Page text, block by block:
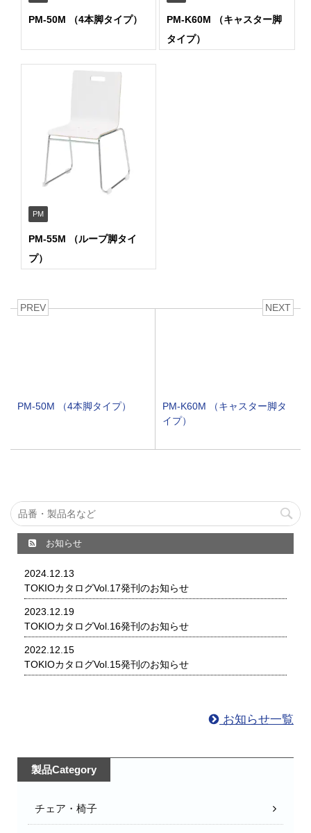
PM-50M （4本脚タイプ）
PM-K60M （キャスター脚
タイプ）
PM
PM-55M （ループ脚タイ
プ）
PREV
PM-50M （4本脚タイプ）
NEXT
PM-K60M （キャスター脚タ
イプ）
お知らせ
2024.12.13
TOKIOカタログVol.17発刊のお知らせ
2023.12.19
TOKIOカタログVol.16発刊のお知らせ
2022.12.15
TOKIOカタログVol.15発刊のお知らせ
お知らせ一覧
製品Category
チェア・椅子